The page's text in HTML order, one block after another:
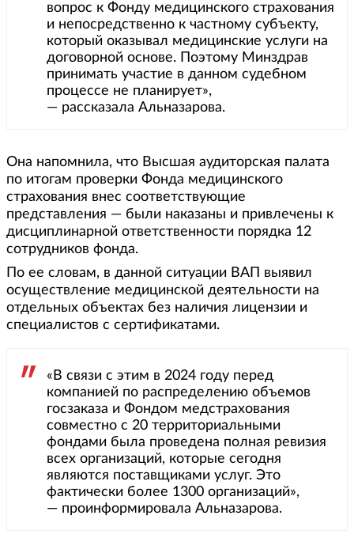
вопрос к Фонду медицинского страхования
и непосредственно к частному субъекту,
который оказывал медицинские услуги на
договорной основе. Поэтому Минздрав
принимать участие в данном судебном
процессе не планирует»,
— рассказала Альназарова.
Она напомнила, что Высшая аудиторская палата
по итогам проверки Фонда медицинского
страхования внес соответствующие
представления — были наказаны и привлечены к
дисциплинарной ответственности порядка 12
сотрудников фонда.
По ее словам, в данной ситуации ВАП выявил
осуществление медицинской деятельности на
отдельных объектах без наличия лицензии и
специалистов с сертификатами.
«В связи с этим в 2024 году перед
компанией по распределению объемов
госзаказа и Фондом медстрахования
совместно с 20 территориальными
фондами была проведена полная ревизия
всех организаций, которые сегодня
являются поставщиками услуг. Это
фактически более 1300 организаций»,
— проинформировала Альназарова.